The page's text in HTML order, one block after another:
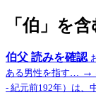
「伯」を
伯父 読みを確認
ある男性を指す… →
- 紀元前192年）は、